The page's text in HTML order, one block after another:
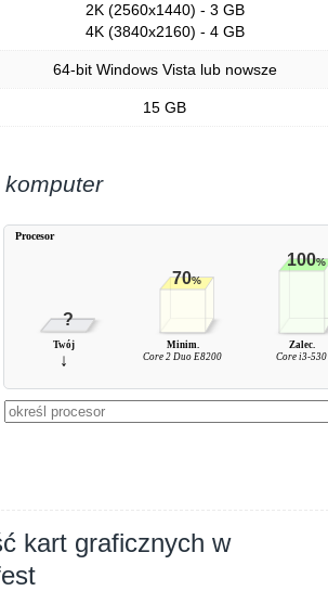
2K (2560x1440) - 3 GB
4K (3840x2160) - 4 GB
64-bit Windows Vista lub nowsze
15 GB
?
70%
100%
Twój
↓
Minim.
Core 2 Duo E8200
Zalec.
Core i3-530
Procesor
kart graficznych w